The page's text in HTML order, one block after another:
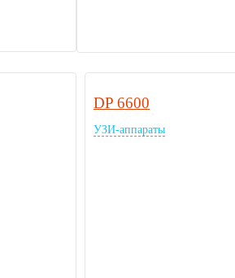
DP 6600
УЗИ-аппараты